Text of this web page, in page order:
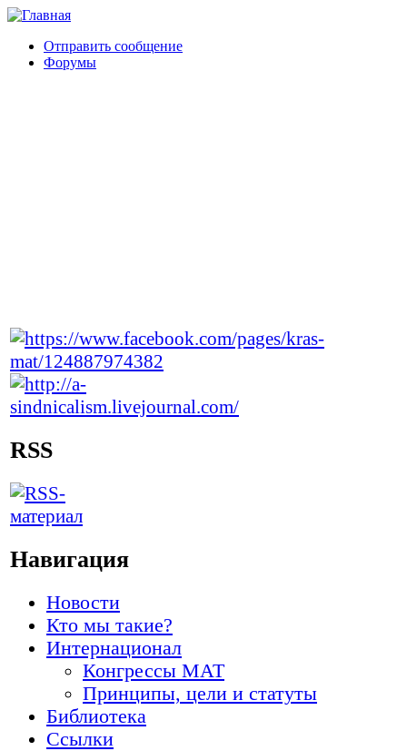
Отправить сообщение
Форумы
RSS
Навигация
Новости
Кто мы такие?
Интернационал
Конгрессы МАТ
Принципы, цели и статуты
Библиотека
Ссылки